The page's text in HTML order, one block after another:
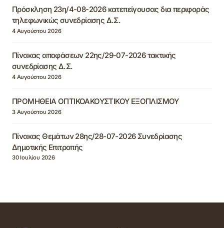
Πρόσκληση 23η/4-08-2026 κατεπείγουσας δια περιφοράς
τηλεφωνικώς συνεδρίασης Δ.Σ.
4 Αυγούστου 2026
Πίνακας αποφάσεων 22ης/29-07-2026 τακτικής
συνεδρίασης Δ.Σ.
4 Αυγούστου 2026
ΠΡΟΜΗΘΕΙΑ ΟΠΤΙΚΟΑΚΟΥΣΤΙΚΟΥ ΕΞΟΠΛΙΣΜΟΥ
3 Αυγούστου 2026
Πίνακας Θεμάτων 28ης/28-07-2026 Συνεδρίασης
Δημοτικής Επιτροπής
30 Ιουλίου 2026